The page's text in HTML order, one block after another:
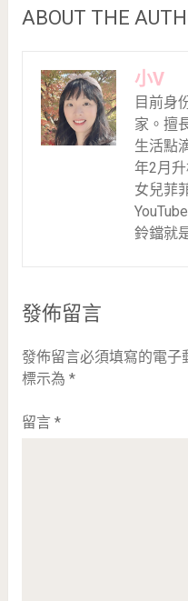
ABOUT THE
小V
目前身
家。擅
生活點
年2月
女兒菲
鈴鐺就
發佈留言
發佈留言必須填寫的電子
標示為 *
留言 *